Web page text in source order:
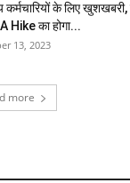
कर्मचारियों के लिए
Hike का होगा...
13, 2023
more